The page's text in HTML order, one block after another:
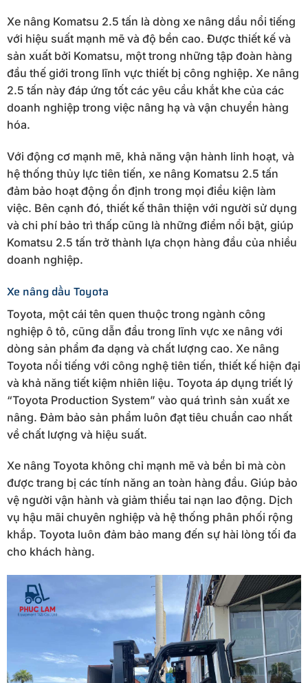
Xe nâng Komatsu 2.5 tấn là dòng xe nâng dầu nổi tiếng
với hiệu suất mạnh mẽ và độ bền cao. Được thiết kế và
sản xuất bởi Komatsu, một trong những tập đoàn hàng
đầu thế giới trong lĩnh vực thiết bị công nghiệp. Xe nâng
2.5 tấn này đáp ứng tốt các yêu cầu khắt khe của các
doanh nghiệp trong việc nâng hạ và vận chuyển hàng
hóa.
Với động cơ mạnh mẽ, khả năng vận hành linh hoạt, và
hệ thống thủy lực tiên tiến, xe nâng Komatsu 2.5 tấn
đảm bảo hoạt động ổn định trong mọi điều kiện làm
việc. Bên cạnh đó, thiết kế thân thiện với người sử dụng
và chi phí bảo trì thấp cũng là những điểm nổi bật, giúp
Komatsu 2.5 tấn trở thành lựa chọn hàng đầu của nhiều
doanh nghiệp.
Xe nâng dầu Toyota
Toyota, một cái tên quen thuộc trong ngành công
nghiệp ô tô, cũng dẫn đầu trong lĩnh vực xe nâng với
dòng sản phẩm đa dạng và chất lượng cao. Xe nâng
Toyota nổi tiếng với công nghệ tiên tiến, thiết kế hiện đại
và khả năng tiết kiệm nhiên liệu. Toyota áp dụng triết lý
“Toyota Production System” vào quá trình sản xuất xe
nâng. Đảm bảo sản phẩm luôn đạt tiêu chuẩn cao nhất
về chất lượng và hiệu suất.
Xe nâng Toyota không chỉ mạnh mẽ và bền bỉ mà còn
được trang bị các tính năng an toàn hàng đầu. Giúp bảo
vệ người vận hành và giảm thiểu tai nạn lao động. Dịch
vụ hậu mãi chuyên nghiệp và hệ thống phân phối rộng
khắp. Toyota luôn đảm bảo mang đến sự hài lòng tối đa
cho khách hàng.